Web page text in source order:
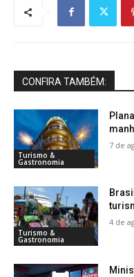
CONFIRA TAMBÉM:
Turismo &
Gastronomia
7 de
Turismo &
Gastronomia
4 de